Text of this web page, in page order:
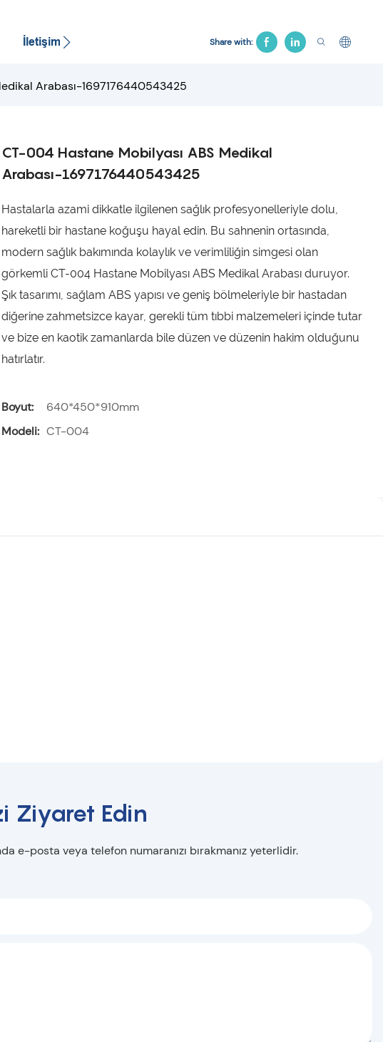
İletişim Hastane Koltuğu Çekiş Yatağı
Share with:
Arabası-1697176440543425
CT-004 Hastane Mobilyası ABS Medikal
Arabası-1697176440543425
Hastalarla azami dikkatle ilgilenen sağlık profesyonelleriyle dolu,
hareketli bir hastane koğuşu hayal edin. Bu sahnenin ortasında,
modern sağlık bakımında kolaylık ve verimliliğin simgesi olan
görkemli CT-004 Hastane Mobilyası ABS Medikal Arabası duruyor.
Şık tasarımı, sağlam ABS yapısı ve geniş bölmeleriyle bir hastadan
diğerine zahmetsizce kayar, gerekli tüm tıbbi malzemeleri içinde tutar
ve bize en kaotik zamanlarda bile düzen ve düzenin hakim olduğunu
hatırlatır.
Boyut:
640*450*910mm
Modeli: CT-004
Ziyaret Edin
posta veya telefon numaranızı bırakmanız yeterlidir.